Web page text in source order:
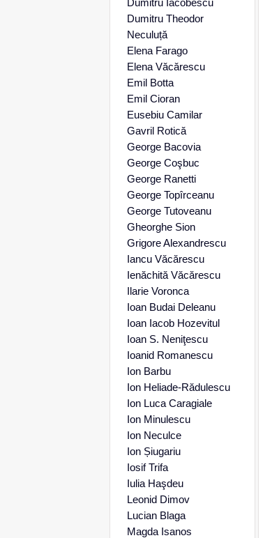
Dumitru Iacobescu
Dumitru Theodor
Neculuță
Elena Farago
Elena Văcărescu
Emil Botta
Emil Cioran
Eusebiu Camilar
Gavril Rotică
George Bacovia
George Coşbuc
George Ranetti
George Topîrceanu
George Tutoveanu
Gheorghe Sion
Grigore Alexandrescu
Iancu Văcărescu
Ienăchită Văcărescu
Ilarie Voronca
Ioan Budai Deleanu
Ioan Iacob Hozevitul
Ioan S. Neniţescu
Ioanid Romanescu
Ion Barbu
Ion Heliade-Rădulescu
Ion Luca Caragiale
Ion Minulescu
Ion Neculce
Ion Șiugariu
Iosif Trifa
Iulia Haşdeu
Leonid Dimov
Lucian Blaga
Magda Isanos